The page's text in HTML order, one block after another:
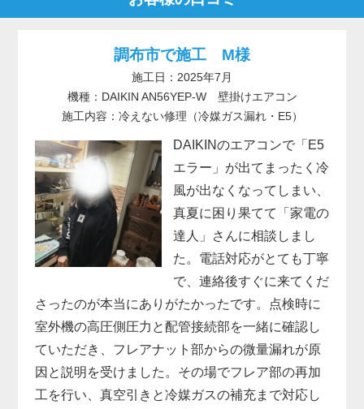
調布市で施工 M様
施工日：2025年7月
機種：DAIKIN AN56YEP-W 壁掛けエアコン
施工内容：冷えない修理（冷媒ガス漏れ・E5）
DAIKINのエアコンで「E5
エラー」が出てまったく冷
風が出なくなってしまい、
真夏に困り果てて「家電の
達人」さんに相談しまし
た。電話対応がとても丁寧
で、連絡後すぐに来てくだ
さったのが本当にありがたかったです。点検時に
室外機の高圧側圧力と配管接続部を一緒に確認し
ていただき、フレアナット部からの微量漏れが原
因と説明を受けました。その場でフレア部の再加
工を行い、真空引きと冷媒ガスの補充まで対応し